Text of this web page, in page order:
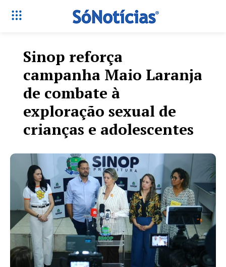
Sinop reforça
campanha Maio Laranja
de combate à
exploração sexual de
crianças e adolescentes